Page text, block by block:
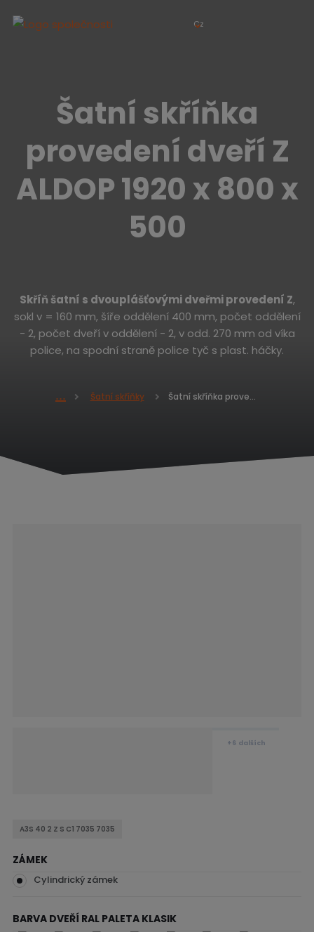
Cz
Šatní skříňka
provedení dveří Z
ALDOP 1920 x 800 x
500
Skříň šatní s dvouplášťovýmidveřmi provedení Z,
sokl v = 160 mm, šíře oddělení 400 mm, počet oddělení
- 2, počet dveří v oddělení - 2, v odd. 270 mm od víka
police, na spodní straně police tyč s plast. háčky.
í
Šatní skříňky Šatní skříňka provedení dveří Z ALDOP 1920 x 800 x 500
+6 dalších
A3S 40 2 Z S C1 7035 7035
ZÁMEK
Cylindrický zámek
BARVA DVEŘÍ RAL PALETA KLASIK